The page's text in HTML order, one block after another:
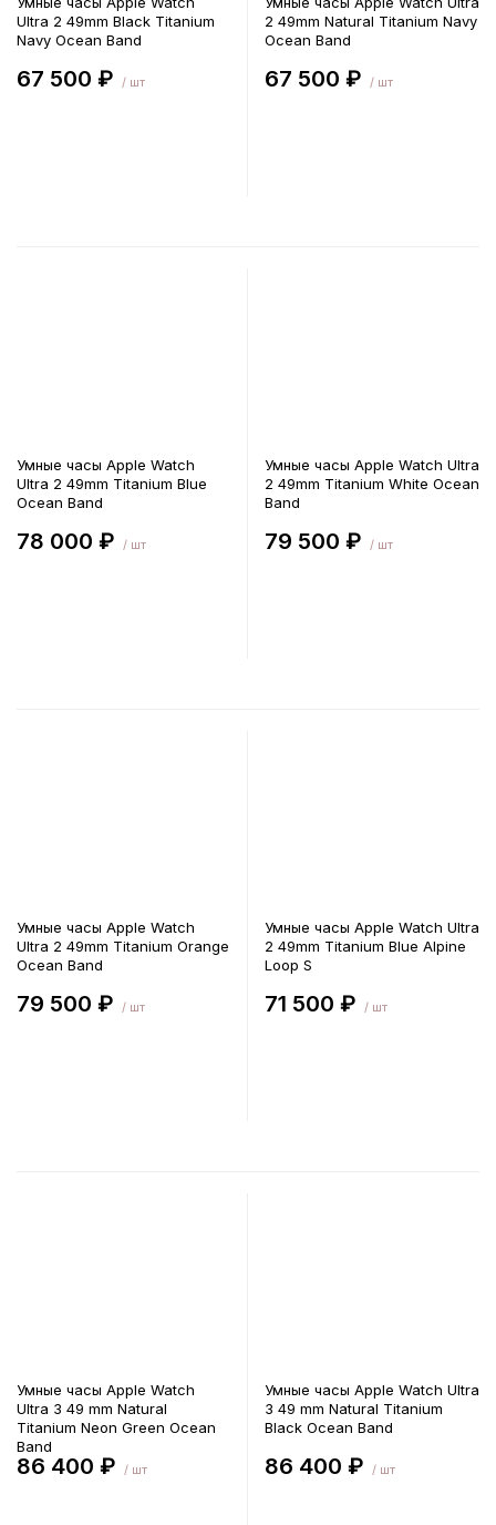
Ultra 2 49mm Black Titanium
Navy Ocean Band
67 500 ₽ / шт
2 49mm Natural Titanium Navy
Ocean Band
67 500 ₽ / шт
Умные часы Apple Watch
Ultra 2 49mm Titanium Blue
Ocean Band
78 000 ₽ / шт
Умные часы Apple Watch Ultra
2 49mm Titanium White Ocean
Band
79 500 ₽ / шт
Умные часы Apple Watch
Ultra 2 49mm Titanium Orange
Ocean Band
79 500 ₽ / шт
Умные часы Apple Watch Ultra
2 49mm Titanium Blue Alpine
Loop S
71 500 ₽ / шт
Умные часы Apple Watch
Ultra 3 49 mm Natural
Titanium Neon Green Ocean
Band
86 400 ₽ / шт
Умные часы Apple Watch Ultra
3 49 mm Natural Titanium
Black Ocean Band
86 400 ₽ / шт